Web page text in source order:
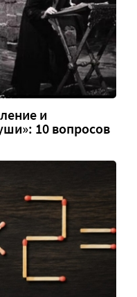
и
10 вопросов